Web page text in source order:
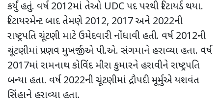
કર્યું હતું. વર્ષ 2012માં તેઓ UDCપદ પરથી રિટાયર્ડ થયા.
રિટાયરમેન્ટ બાદ તેમણે 2012, 2017 અને 2022ની
રાષ્ટ્રપતિ ચૂંટણી માટે ઉમેદવારી નોંધાવી હતી. વર્ષ 2012ની
ચૂંટણીમાં પ્રણવ મુખર્જીએ પી.એ. સંગમાને હરાવ્યા હતા. વર્ષ
2017માં રામનાથ કોવિંદ મીરા કુમારને હરાવીને રાષ્ટ્રપતિ
બન્યા હતા. વર્ષ 2022ની ચૂંટણીમાં દ્રૌપદી મૂર્મુએ યશવંત
સિંહાને હરાવ્યા હતા.